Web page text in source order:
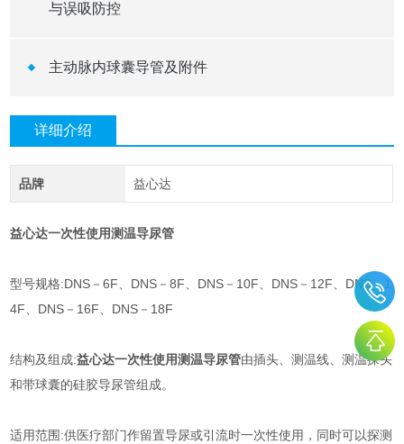
与误吸防控
主动脉内球囊导管及附件
详细介绍
品牌 益心达
益心达一次性使用测温导尿管
型号规格:DNS－6F、DNS－8F、DNS－10F、DNS－12F、DNS－1
4F、DNS－16F、DNS－18F
结构及组成:益心达一次性使用测温导尿管由插头、测温线、测温探头
和带球囊的硅胶导尿管组成。
适用范围:供医疗部门作留置导尿或引流时一次性使用，同时可以探测